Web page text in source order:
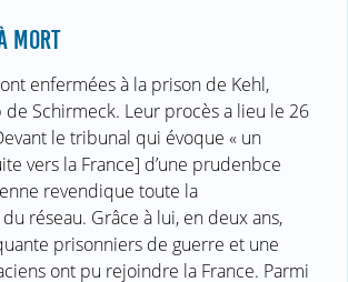
MORT
enfermées à la prison de Kehl,
de Schirmeck. Leur procès a lieu le 26
le tribunal qui évoque « un
vers la France] d’une prudenbce
revendique toute la
réseau. Grâce à lui, en deux ans,
prisonniers de guerre et une
ont pu rejoindre la France. Parmi